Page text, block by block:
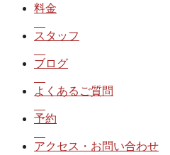
料金
スタッフ
ブログ
よくあるご質問
予約
アクセス・お問い合わせ